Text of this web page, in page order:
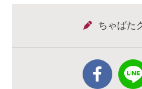
ちゃばた